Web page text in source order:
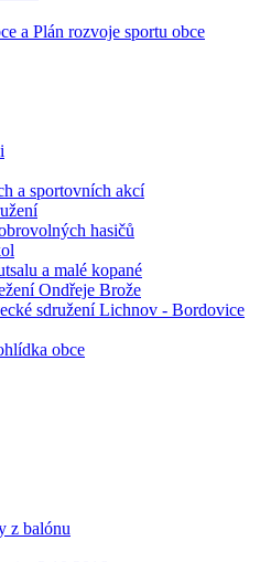
a Plán rozvoje sportu obce
a sportovních akcí
hasičů
a malé kopané
Ondřeje Brože
sdružení Lichnov - Bordovice
obce
z balónu